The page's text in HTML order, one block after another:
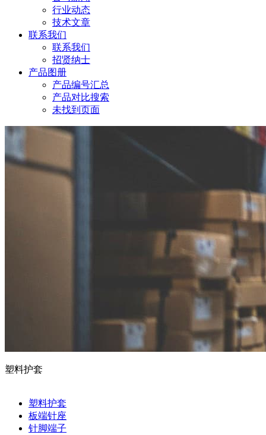
行业动态
技术文章
联系我们
联系我们
招贤纳士
产品图册
产品编号汇总
产品对比搜索
未找到页面
塑料护套
塑料护套
板端针座
针脚端子